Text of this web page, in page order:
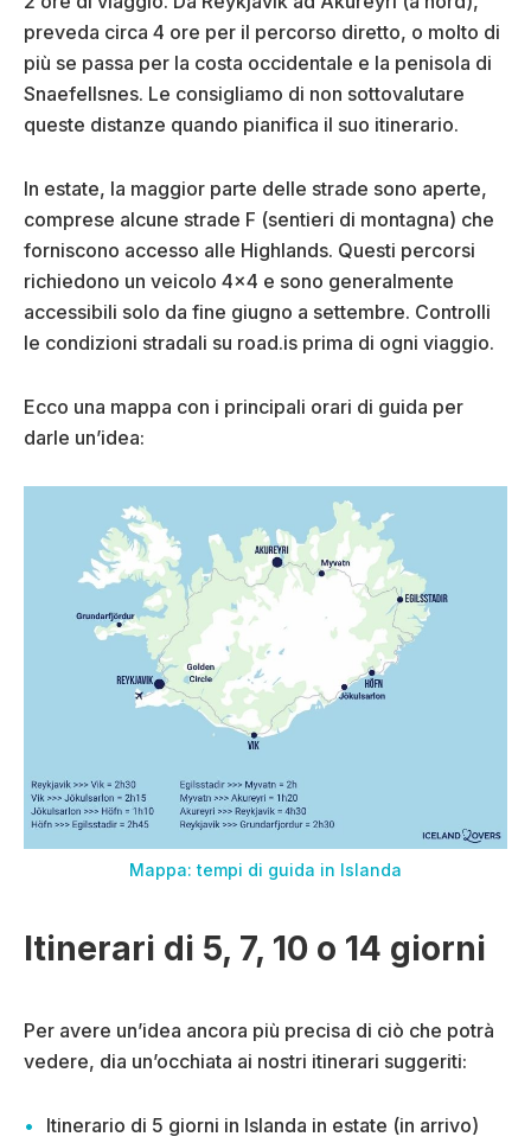
preveda circa 4 ore per il percorso diretto, o molto di
più se passa per la costa occidentale e la penisola di
Snaefellsnes. Le consigliamo di non sottovalutare
queste distanze quando pianifica il suo itinerario.
In estate, la maggior parte delle strade sono aperte,
comprese alcune strade F (sentieri di montagna) che
forniscono accesso alle Highlands. Questi percorsi
richiedono un veicolo 4×4 e sono generalmente
accessibili solo da fine giugno a settembre. Controlli
le condizioni stradali su road.is prima di ogni viaggio.
Ecco una mappa con i principali orari di guida per
darle un’idea:
Mappa: tempi di guida in Islanda
Itinerari di 5, 7, 10 o 14 giorni
Per avere un’idea ancora più precisa di ciò che potrà
vedere, dia un’occhiata ai nostri itinerari suggeriti:
Itinerario di 5 giorni in Islanda in estate (in arrivo)